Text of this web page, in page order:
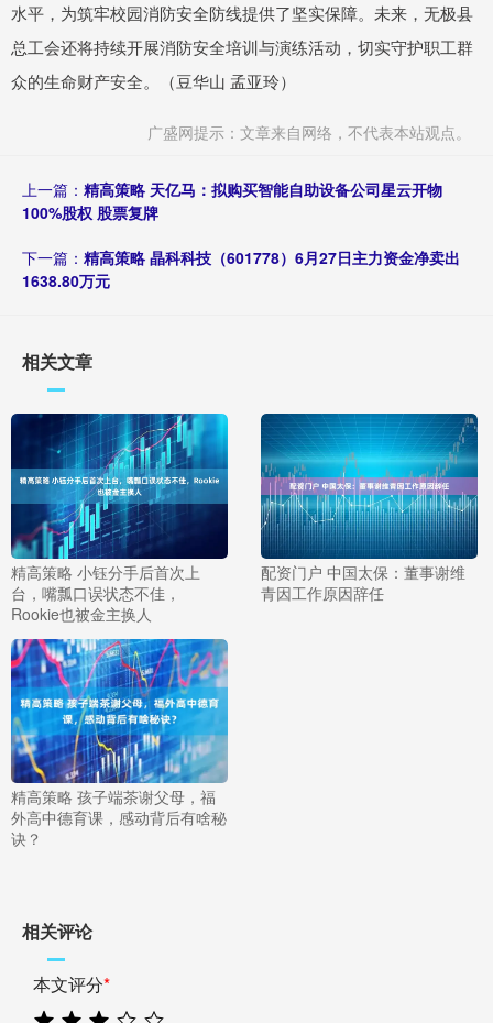
水平，为筑牢校园消防安全防线提供了坚实保障。未来，无极县
总工会还将持续开展消防安全培训与演练活动，切实守护职工群
众的生命财产安全。（豆华山 孟亚玲）
广盛网提示：文章来自网络，不代表本站观点。
上一篇： 精高策略 天亿马：拟购买智能自助设备公司星云开物
100%股权 股票复牌
下一篇： 精高策略 晶科科技（601778）6月27日主力资金净卖出
1638.80万元
相关文章
精高策略 小钰分手后首次上
台，嘴瓢口误状态不佳，
Rookie也被金主换人
配资门户 中国太保：董事谢维
青因工作原因辞任
精高策略 孩子端茶谢父母，福
外高中德育课，感动背后有啥秘
诀？
相关评论
本文评分*